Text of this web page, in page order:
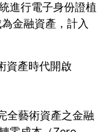
進行電子身份證植
金融資產，計入
資產時代開啟
全藝術資產之金融